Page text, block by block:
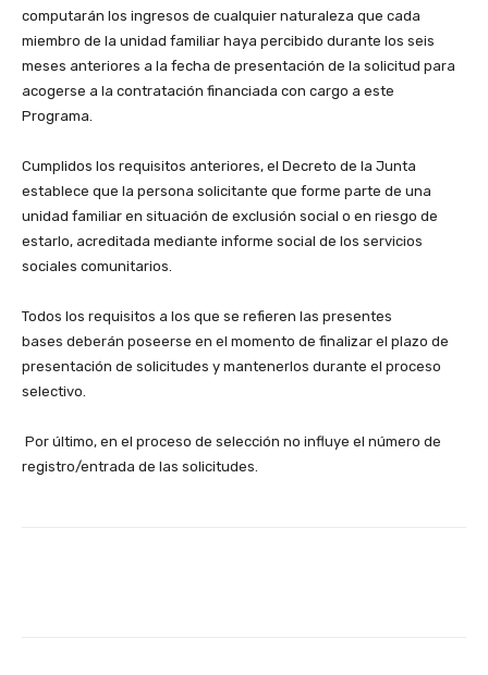
computarán los ingresos de cualquier naturaleza que cada
miembro de la unidad familiar haya percibido durante los seis
meses anteriores a la fecha de presentación de la solicitud para
acogerse a la contratación financiada con cargo a este
Programa.
Cumplidos los requisitos anteriores, el Decreto de la Junta
establece que la persona solicitante que forme parte de una
unidad familiar en situación de exclusión social o en riesgo de
estarlo, acreditada mediante informe social de los servicios
sociales comunitarios.
Todos los requisitos a los que se refieren las presentes
bases deberán poseerse en el momento de finalizar el plazo de
presentación de solicitudes y mantenerlos durante el proceso
selectivo.
Por último, en el proceso de selección no influye el número de
registro/entrada de las solicitudes.